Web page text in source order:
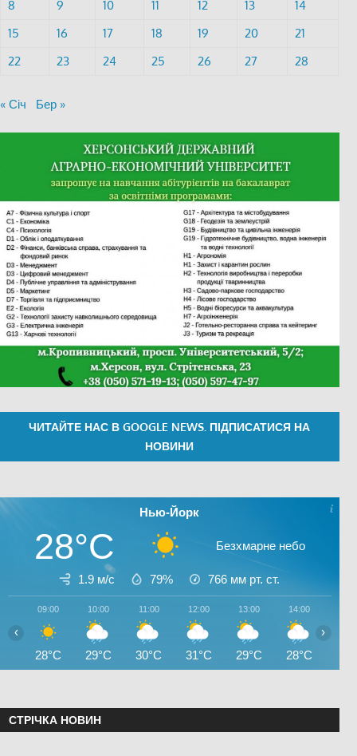
8 9 10 11 12 13
14
15
16 17 18 19 20
21
22
23 24 25 26 27 28
« Січ Бер »
ЧИТАЙТЕ НАС В GOOGLE NEWS. ПІДПИСАТИСЯ НА
НОВИНИ
Нью-Йорк
28°C Безхмарне небо
1.9 м/с 79% 766 мм рт. ст.
09:00
28°C
10:00
29°C
11:00
30°C
12:00
31°C
13:00
29°C
14:00
28°C
‹ ›
СТРІЧКА НОВИН